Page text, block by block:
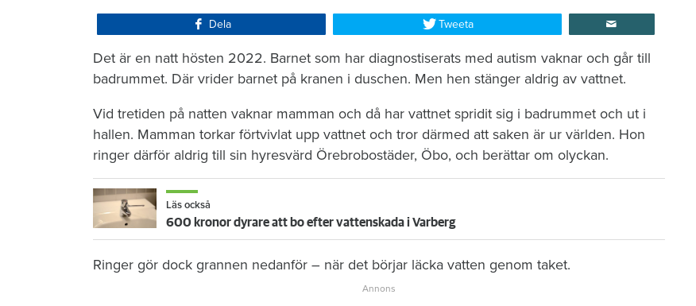
Dela Tweeta
Det är en natt hösten 2022. Barnet som har diagnostiserats med autism vaknar och går till
badrummet. Där vrider barnet på kranen i duschen. Men hen stänger aldrig av vattnet.
Vid tretiden på natten vaknar mamman och då har vattnet spridit sig i badrummet och ut i
hallen. Mamman torkar förtvivlat upp vattnet och tror därmed att saken är ur världen. Hon
ringer därför aldrig till sin hyresvärd Örebrobostäder, Öbo, och berättar om olyckan.
Läs också
600 kronor dyrare att bo efter vattenskada i Varberg
Ringer gör dock grannen nedanför – när det börjar läcka vatten genom taket.